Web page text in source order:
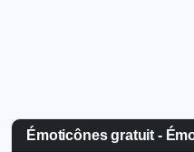
Émoticônes gratuit -